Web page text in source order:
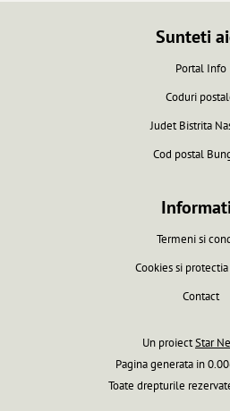
Sunteti
Portal Info
Coduri
Judet Bistrita
Cod postal
Termeni si
Cookies si
Contact
Un proiectStar
Pagina generata in
Toate drepturile